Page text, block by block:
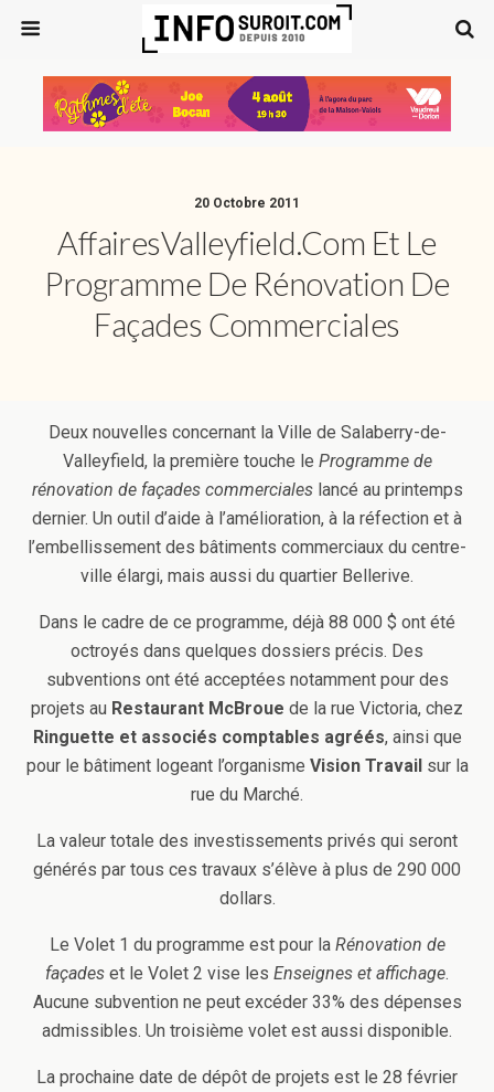
20 Octobre 2011
AffairesValleyfield.com Et Le
Programme De Rénovation De
Façades Commerciales
Deux nouvelles concernant la Ville de Salaberry-de-
Valleyfield, la première touche le Programme de
rénovation de façades commercialeslancé au printemps
dernier. Un outil d’aide à l’amélioration, à la réfection et à
l’embellissement des bâtiments commerciaux du centre-
ville élargi, mais aussi du quartier Bellerive.
Dans le cadre de ce programme, déjà 88 000 $ ont été
octroyés dans quelques dossiers précis. Des
subventions ont été acceptées notamment pour des
projets au Restaurant McBroue de la rue Victoria, chez
Ringuette et associés comptables agréés, ainsi que
pour le bâtiment logeant l’organisme Vision Travailsur la
rue du Marché.
La valeur totale des investissements privés qui seront
générés par tous ces travaux s’élève à plus de 290 000
dollars.
Le Volet 1 du programme est pour la Rénovation de
façades et le Volet 2 vise les Enseignes et affichage.
Aucune subvention ne peut excéder 33% des dépenses
admissibles. Un troisième volet est aussi disponible.
La prochaine date de dépôt de projets est le 28 février